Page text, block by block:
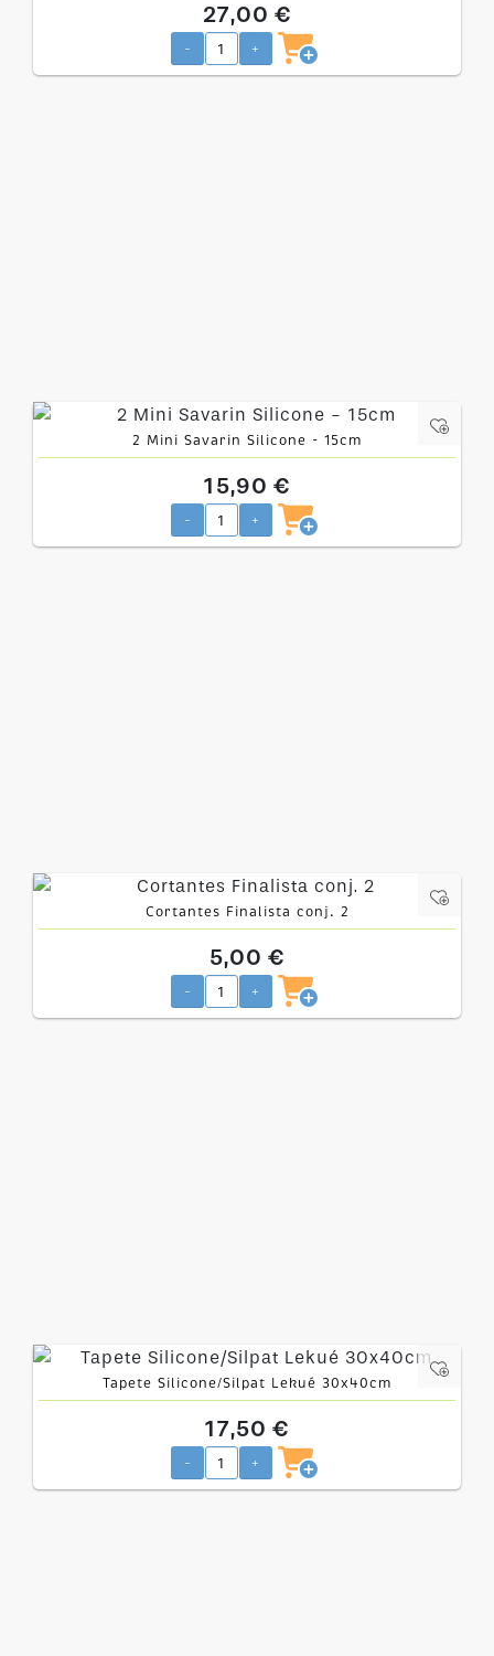
27,00 €
- +
2 Mini Savarin Silicone - 15cm
15,90 €
- +
Cortantes Finalista conj. 2
5,00 €
- +
Tapete Silicone/Silpat Lekué 30x40cm
17,50 €
- +